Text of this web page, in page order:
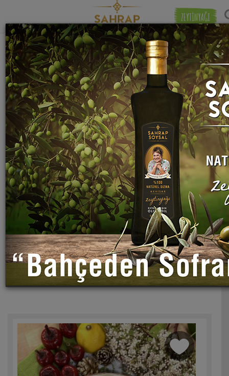
ZEYTİNYAĞI
"yeşil erik" etiketiyle eşleşen (3) tarif
bulundu.
Eşleşmeye